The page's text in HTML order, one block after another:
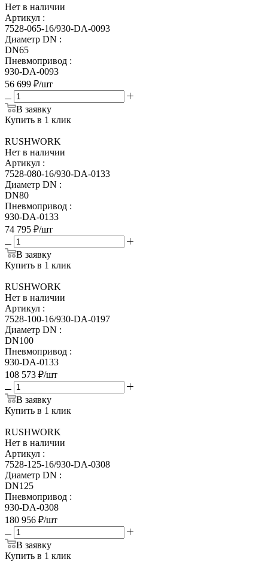
Нет в наличии
Артикул :
7528-065-16/930-DA-0093
Диаметр DN :
DN65
Пневмопривод :
930-DA-0093
56 699 ₽/шт
В заявку
Купить в 1 клик
RUSHWORK
Нет в наличии
Артикул :
7528-080-16/930-DA-0133
Диаметр DN :
DN80
Пневмопривод :
930-DA-0133
74 795 ₽/шт
В заявку
Купить в 1 клик
RUSHWORK
Нет в наличии
Артикул :
7528-100-16/930-DA-0197
Диаметр DN :
DN100
Пневмопривод :
930-DA-0133
108 573 ₽/шт
В заявку
Купить в 1 клик
RUSHWORK
Нет в наличии
Артикул :
7528-125-16/930-DA-0308
Диаметр DN :
DN125
Пневмопривод :
930-DA-0308
180 956 ₽/шт
В заявку
Купить в 1 клик